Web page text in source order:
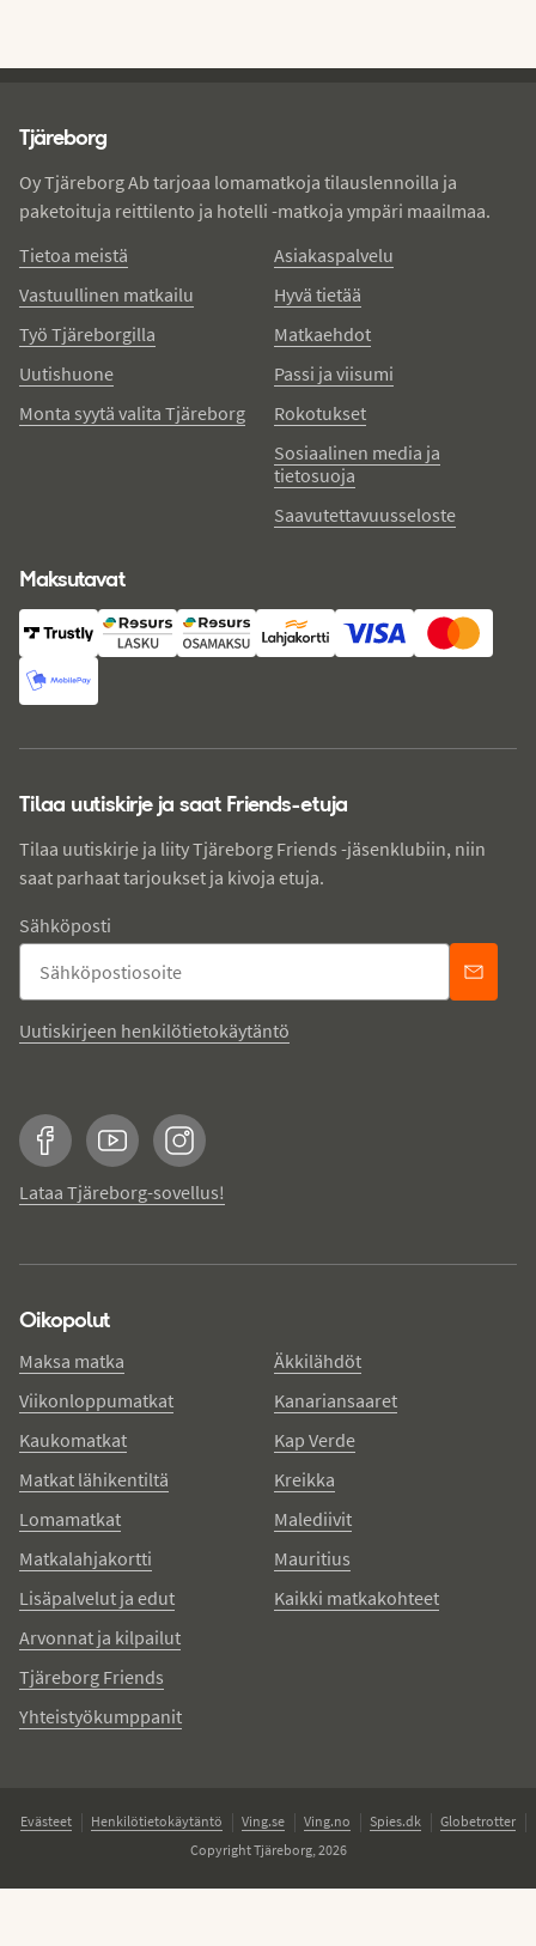
Tjäreborg
Oy Tjäreborg Ab tarjoaa lomamatkoja tilauslennoilla ja
paketoituja reittilento ja hotelli -matkoja ympäri maailmaa.
Tietoa meistä
Vastuullinen matkailu
Työ Tjäreborgilla
Uutishuone
Monta syytä valita Tjäreborg
Asiakaspalvelu
Hyvä tietää
Matkaehdot
Passi ja viisumi
Rokotukset
Sosiaalinen media ja
tietosuoja
Saavutettavuusseloste
Maksutavat
Tilaa uutiskirje ja saat Friends-etuja
Tilaa uutiskirje ja liity Tjäreborg Friends -jäsenklubiin, niin
saat parhaat tarjoukset ja kivoja etuja.
Sähköposti
Uutiskirjeen henkilötietokäytäntö
FacebookYouTubeInstagram
Lataa Tjäreborg-sovellus!
Oikopolut
Maksa matka
Viikonloppumatkat
Kaukomatkat
Matkat lähikentiltä
Lomamatkat
Matkalahjakortti
Lisäpalvelut ja edut
Arvonnat ja kilpailut
Tjäreborg Friends
Yhteistyökumppanit
Äkkilähdöt
Kanariansaaret
Kap Verde
Kreikka
Malediivit
Mauritius
Kaikki matkakohteet
Evästeet Henkilötietokäytäntö Ving.se Ving.no Spies.dk
Globetrotter
Copyright Tjäreborg, 2026